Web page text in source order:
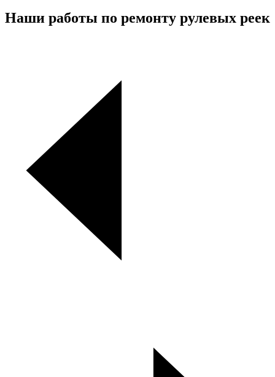
Наши работы по ремонту рулевых реек